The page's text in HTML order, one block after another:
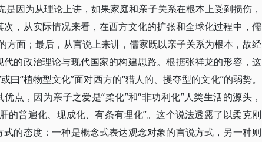
是因为从理论上讲，如果家庭和亲子关系在根本上受到损伤，
，从实际情况来看，在西方文化的扩张和全球化过程中，儒
方面；最后，从言说上来讲，儒家既以亲子关系为根本，故经
的政治理论与现代国家的构建思路。根据张祥龙的形容，这
曰“植物型文化”面对西方的“猎人的、攫夺型的文化”的弱势。
点，因为亲子之爱是“柔化”和“非功利化”人类生活的源头，
的普遍化、现成化、有条有理化”。这个说法透露了以柔克刚
的态度：一种是概念式表达观念对象的言说方式，另一种则